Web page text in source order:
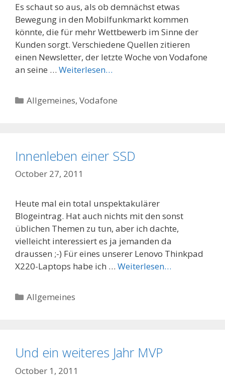
Es schaut so aus, als ob demnächst etwas
Bewegung in den Mobilfunkmarkt kommen
könnte, die für mehr Wettbewerb im Sinne der
Kunden sorgt. Verschiedene Quellen zitieren
einen Newsletter, der letzte Woche von Vodafone
an seine … Weiterlesen…
Categories
Allgemeines,Vodafone
Innenleben einer SSD
October 27, 2011
Heute mal ein total unspektakulärer
Blogeintrag. Hat auch nichts mit den sonst
üblichen Themen zu tun, aber ich dachte,
vielleicht interessiert es ja jemanden da
draussen ;-) Für eines unserer Lenovo Thinkpad
X220-Laptops habe ich … Weiterlesen…
Categories
Allgemeines
Und ein weiteres Jahr MVP
October 1, 2011